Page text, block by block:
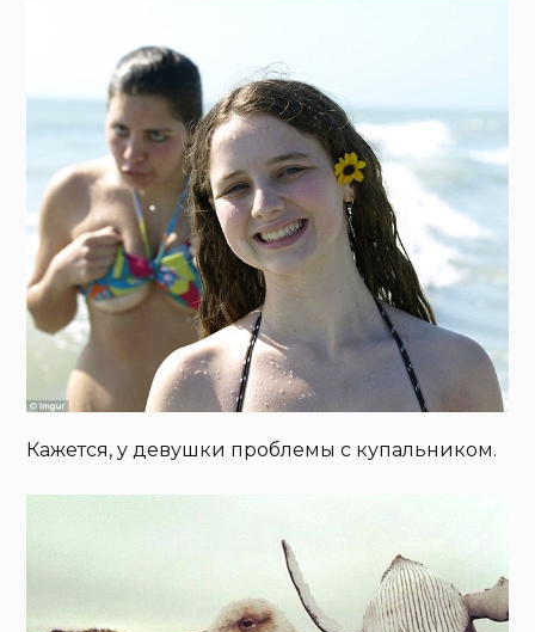
Кажется, у девушки проблемы с купальником.